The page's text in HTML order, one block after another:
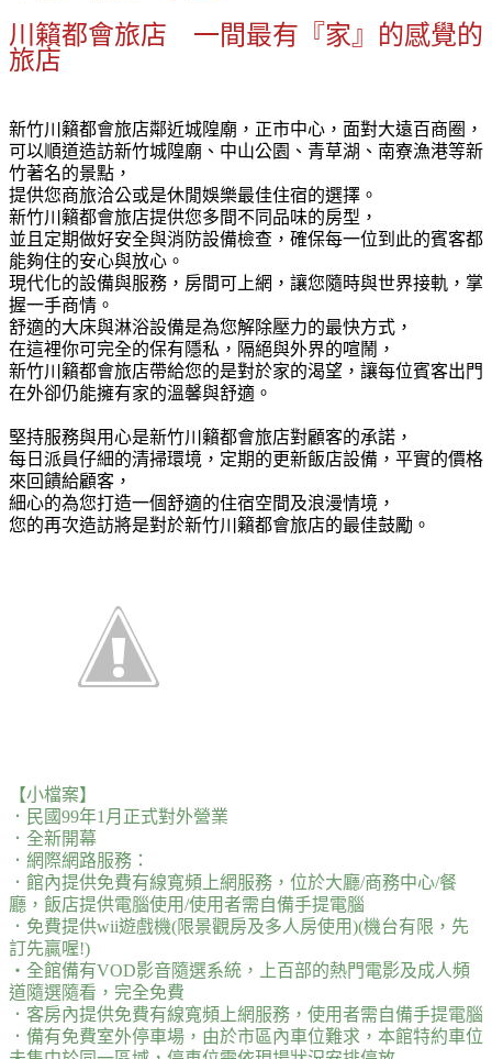
川籟都會旅店 一間最有『家』的感覺的
旅店
新竹川籟都會旅店鄰近城隍廟，正市中心，面對大遠百商圈，
可以順道造訪新竹城隍廟、中山公園、青草湖、南寮漁港等新
竹著名的景點，
提供您商旅洽公或是休閒娛樂最佳住宿的選擇。
新竹川籟都會旅店提供您多間不同品味的房型，
並且定期做好安全與消防設備檢查，確保每一位到此的賓客都
能夠住的安心與放心。
現代化的設備與服務，房間可上網，讓您隨時與世界接軌，掌
握一手商情。
舒適的大床與淋浴設備是為您解除壓力的最快方式，
在這裡你可完全的保有隱私，隔絕與外界的喧鬧，
新竹川籟都會旅店帶給您的是對於家的渴望，讓每位賓客出門
在外卻仍能擁有家的溫馨與舒適。
堅持服務與用心是新竹川籟都會旅店對顧客的承諾，
每日派員仔細的清掃環境，定期的更新飯店設備，平實的價格
來回饋給顧客，
細心的為您打造一個舒適的住宿空間及浪漫情境，
您的再次造訪將是對於新竹川籟都會旅店的最佳鼓勵。
【小檔案】
．民國99年1月正式對外營業
．全新開幕
．網際網路服務：
．館內提供免費有線寬頻上網服務，位於大廳/商務中心/餐
廳，飯店提供電腦使用/使用者需自備手提電腦
．免費提供wii遊戲機(限景觀房及多人房使用)(機台有限，先
訂先贏喔!)
‧全館備有VOD影音隨選系統，上百部的熱門電影及成人頻
道隨選隨看，完全免費
．客房內提供免費有線寬頻上網服務，使用者需自備手提電腦
．備有免費室外停車場，由於市區內車位難求，本館特約車位